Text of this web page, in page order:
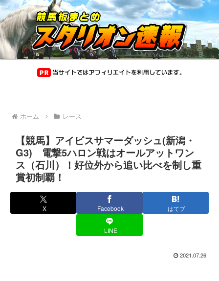
ホーム レース
【競馬】アイビスサマーダッシュ(新潟・
G3) 電撃5ハロン戦はオールアットワン
ス（石川）！好位外から追い比べを制し重
賞初制覇！
X Facebook はてブ
LINE
2021.07.26